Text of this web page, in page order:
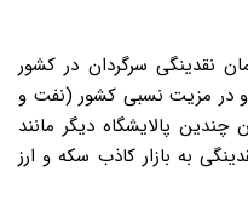
میلیارد تومان نقدینگی سرگردان در کشور
و در مزیت نسبی کشور (نفت و
پالایشگاه دیگر مانند
به بازار کاذب سکه و ارز